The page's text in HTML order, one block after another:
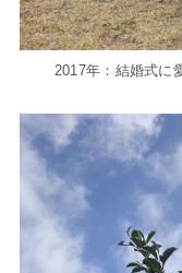
2017年：結婚式に